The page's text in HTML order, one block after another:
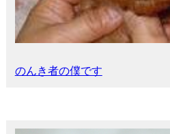
のんき者の僕です